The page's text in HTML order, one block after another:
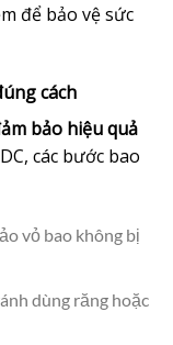
để bảo vệ sức
cách
bảo hiệu quả
các bước bao
vỏ bao không bị
dùng răng hoặc